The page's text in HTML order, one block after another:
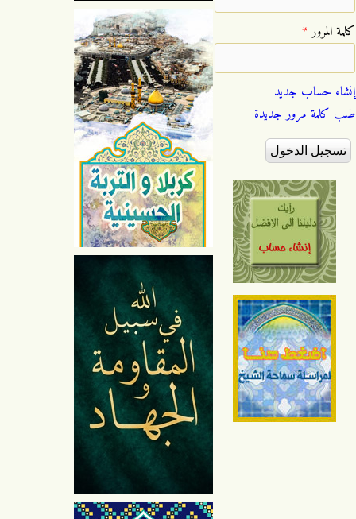
‏كلمة المرور ‏*
إنشاء حساب جديد
طلب كلمة مرور جديدة